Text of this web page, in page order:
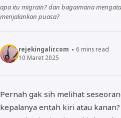
apa itu migrain? dan bagaimana
menjalankan puasa?
rejekingalir.com 6 mins read
10 Maret 2025
Pernah gak sih melihat
kepalanya entah kiri atau